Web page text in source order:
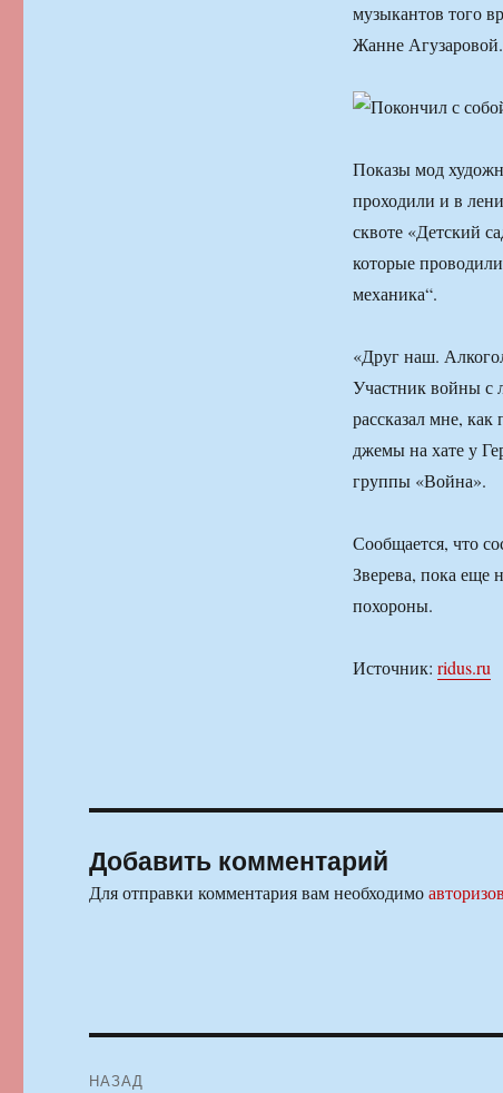
музыкантов того
Жанне Агузаровой.
Показы мод
проходили и в
сквоте «Детский
которые
механика“.
«Друг наш.
Участник войны с
рассказал мне,
джемы на хате у
группы «Война».
Сообщается, что
Зверева, пока еще
похороны.
Источник: ridus.ru
Добавить комментарий
Для отправки комментария вам необходимо
НАЗАД